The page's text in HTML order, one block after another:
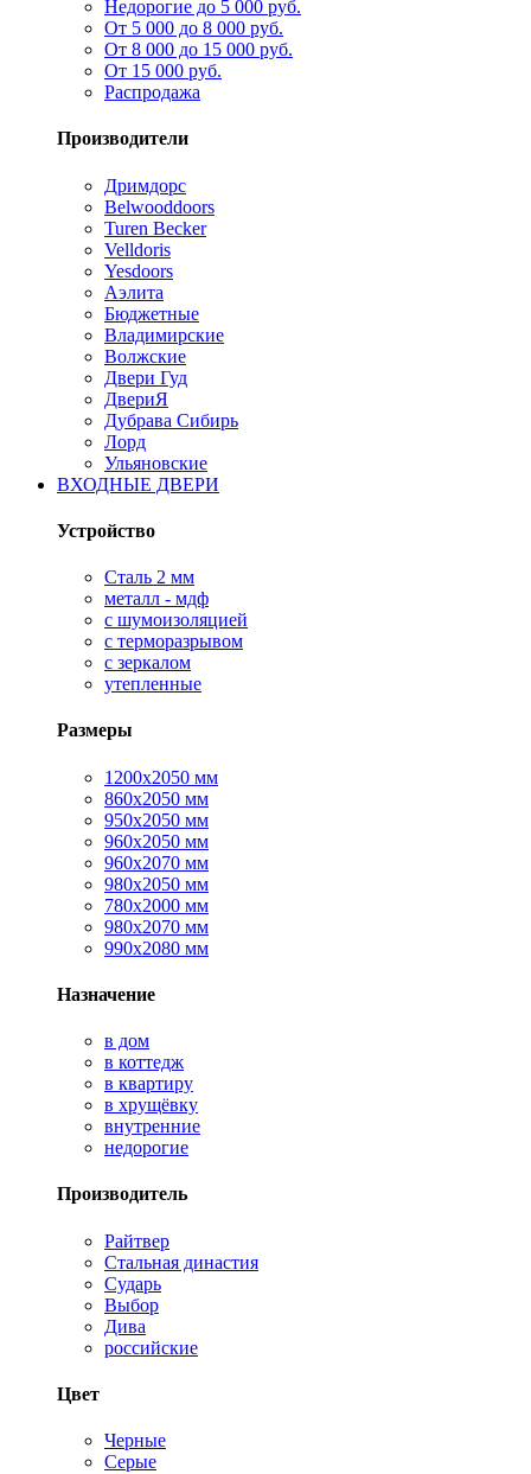
Недорогие до 5 000 руб.
От 5 000 до 8 000 руб.
От 8 000 до 15 000 руб.
От 15 000 руб.
Распродажа
Производители
Дримдорс
Belwooddoors
Turen Becker
Velldoris
Yesdoors
Аэлита
Бюджетные
Владимирские
Волжские
Двери Гуд
ДвериЯ
Дубрава Сибирь
Лорд
Ульяновские
ВХОДНЫЕ ДВЕРИ
Устройство
Сталь 2 мм
металл - мдф
с шумоизоляцией
с терморазрывом
с зеркалом
утепленные
Размеры
1200х2050 мм
860х2050 мм
950х2050 мм
960х2050 мм
960х2070 мм
980х2050 мм
780х2000 мм
980х2070 мм
990х2080 мм
Назначение
в дом
в коттедж
в квартиру
в хрущёвку
внутренние
недорогие
Производитель
Райтвер
Стальная династия
Сударь
Выбор
Дива
российские
Цвет
Черные
Серые